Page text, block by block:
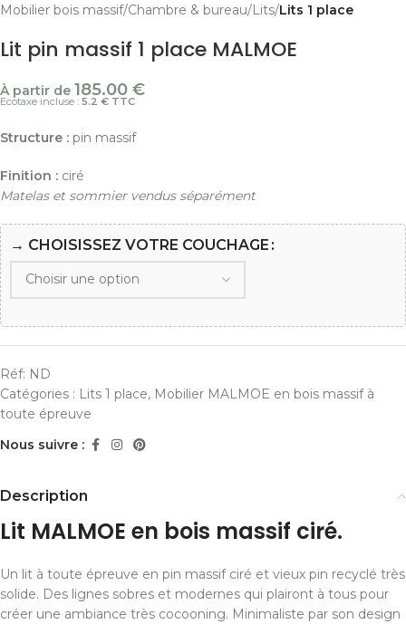
Mobilier bois massif Chambre & bureau Lits Lits 1 place
Lit pin massif 1 place MALMOE
À partir de 185.00 €
Ecotaxe incluse : 5.2 € TTC
Structure : pin massif
Finition : ciré
Matelas et sommier vendus séparément
→ CHOISISSEZ VOTRE COUCHAGE
Réf: ND
Catégories : Lits 1 place, Mobilier MALMOE en bois massif à
toute épreuve
Nous suivre :
Description
Lit MALMOE en bois massif ciré.
Un lit à toute épreuve en pin massif ciré et vieux pin recyclé très
solide. Des lignes sobres et modernes qui plairont à tous pour
créer une ambiance très cocooning. Minimaliste par son design